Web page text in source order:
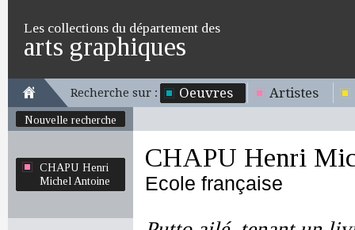
Les collections du département des
arts graphiques
Recherche sur : Oeuvres Artistes
Nouvelle recherche
CHAPU Henri
Michel Antoine
CHAPU Henri
Ecole française